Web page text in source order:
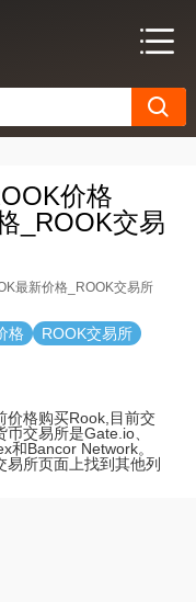
价格
_ROOK交易
最新价格_ROOK交易所
格
ROOK交易所
价格购买Rook,目前交
交易所是Gate.io、
和Bancor Network。
所页面上找到其他列